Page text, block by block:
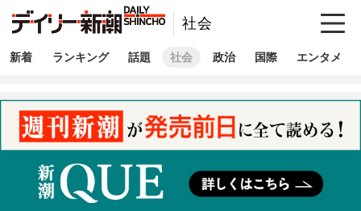
社会
新着 ランキング 話題 社会 政治 国際 エンタメ